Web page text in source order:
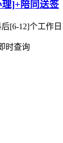
]+陪同送签
[6-12]个工作日
时查询